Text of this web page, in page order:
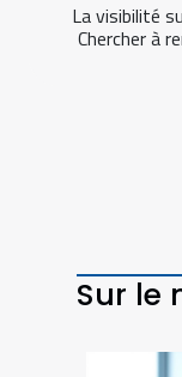
La visibilité
Chercher à
Sur le